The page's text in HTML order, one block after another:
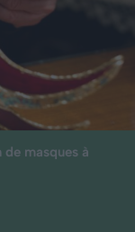
masques à